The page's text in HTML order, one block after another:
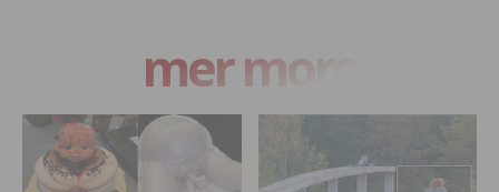
mer moro